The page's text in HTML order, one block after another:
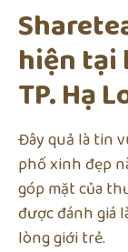
hiện tại
TP. Hạ
Đây quả là tin
phố xinh đẹp
góp mặt của
được đánh giá
lòng giới trẻ.